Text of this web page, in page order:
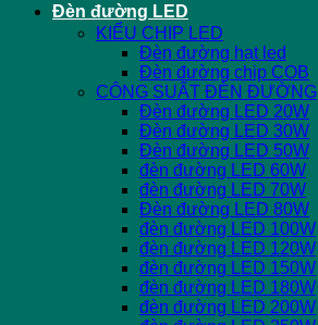
Đèn đường LED
KIỂU CHIP LED
Đèn đường hạt led
Đèn đường chip COB
CÔNG SUẤT ĐÈN ĐƯỜNG
Đèn đường LED 20W
Đèn đường LED 30W
Đèn đường LED 50W
đèn đường LED 60W
đèn đường LED 70W
Đèn đường LED 80W
đèn đường LED 100W
đèn đường LED 120W
đèn đường LED 150W
đèn đường LED 180W
đèn đường LED 200W